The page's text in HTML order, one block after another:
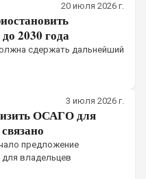
20 июля 2026 г.
2030 года
сдержать дальнейший
3 июля 2026 г.
ОСАГО для
предложение
владельцев